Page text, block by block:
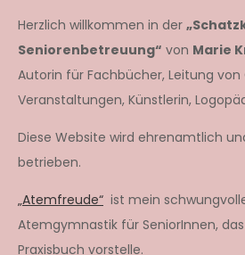
Herzlich willkommen in der
Seniorenbetreuung“ von Marie
Autorin für Fachbücher, Leitung von
Veranstaltungen, Künstlerin,
Diese Website wird ehrenamtlich
betrieben.
„Atemfreude“ ist mein
Atemgymnastik für SeniorInnen,
Praxisbuch vorstelle.